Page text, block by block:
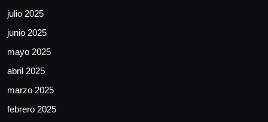
julio 2025
junio 2025
mayo 2025
abril 2025
marzo 2025
febrero 2025